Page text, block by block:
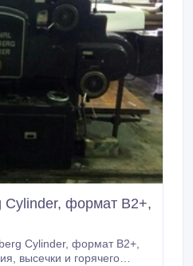
формат В2+,
формат В2+,